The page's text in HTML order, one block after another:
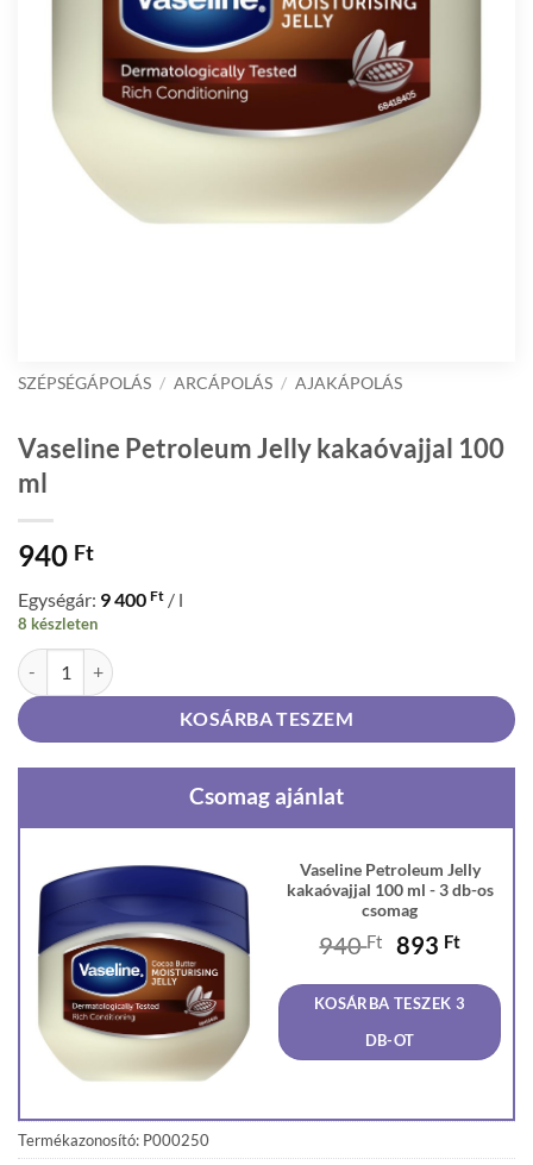
SZÉPSÉGÁPOLÁS / ARCÁPOLÁS / AJAKÁPOLÁS
Vaseline Petroleum Jelly kakaóvajjal 100
ml
940 Ft
Egységár: 9 400 Ft / l
8 készleten
Vaseline Petroleum Jelly kakaóvajjal 100 ml mennyiség
KOSÁRBA TESZEM
Csomag ajánlat
Vaseline Petroleum Jelly
kakaóvajjal 100 ml - 3 db-os
csomag
940Ft
Original
was:
940 Ft.
893 Ft
is:
893
KOSÁRBA TESZEK 3
DB-OT
Termékazonosító: P000250